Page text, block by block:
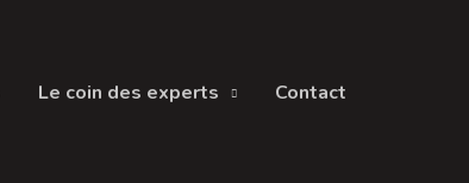
Le coin des experts Contact